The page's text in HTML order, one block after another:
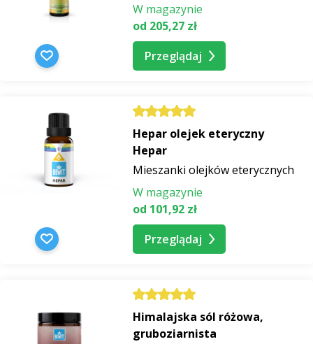
W magazynie
od 205,27 zł
Przeglądaj
Hepar olejek eteryczny
Hepar
Mieszanki olejków eterycznych
W magazynie
od 101,92 zł
Przeglądaj
Himalajska sól różowa,
gruboziarnista